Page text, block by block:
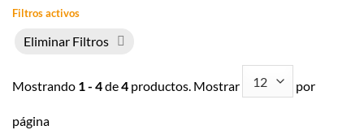
Filtros activos
Eliminar Filtros
Mostrando 1 - 4de4 productos. Mostrar por
página